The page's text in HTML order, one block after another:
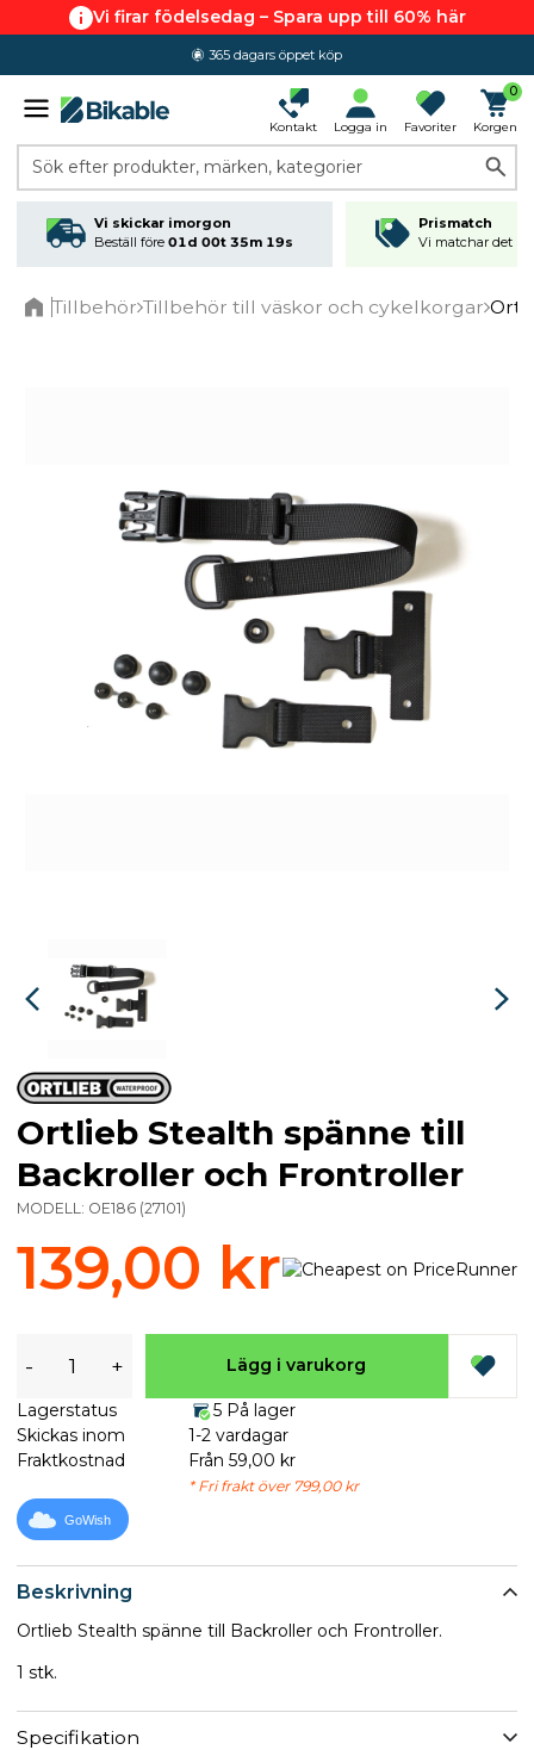
Vi firar födelsedag – Spara upp till 60% här
365 dagars öppet köp
Kontakt Logga in Favoriter
0
Korgen
Sök efter produkter, märken, kategorier
Vi skickar imorgon
Beställ före 01d 00t 35m 18s
Prismatch
Vi matchar det
Tillbehör Tillbehör till väskor och cykelkorgar
Beskrivning
Ortlieb Stealth spänne till Backroller och Frontroller.
1 stk.
Specifikation
Ortlieb Stealth spänne till
Backroller och Frontroller
MODELL: OE186 (27101)
139,00 kr
- + Lägg i varukorg
Lagerstatus
5 På lager
Skickas inom
1-2 vardagar
Fraktkostnad
Från 59,00 kr
* Fri frakt över 799,00 kr
GoWish